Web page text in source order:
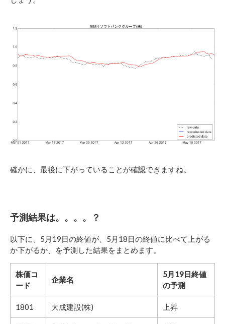
確かに、最後に下がっていることが確認できますね。
予測結果は。。。。？
以下に、5月19日の終値が、5月18日の終値に比べて上がる
か下がるか、を予測した結果をまとめます。
株価コ
ード
企業名
5月19日終値
の予測
1801 大成建設(株) 上昇